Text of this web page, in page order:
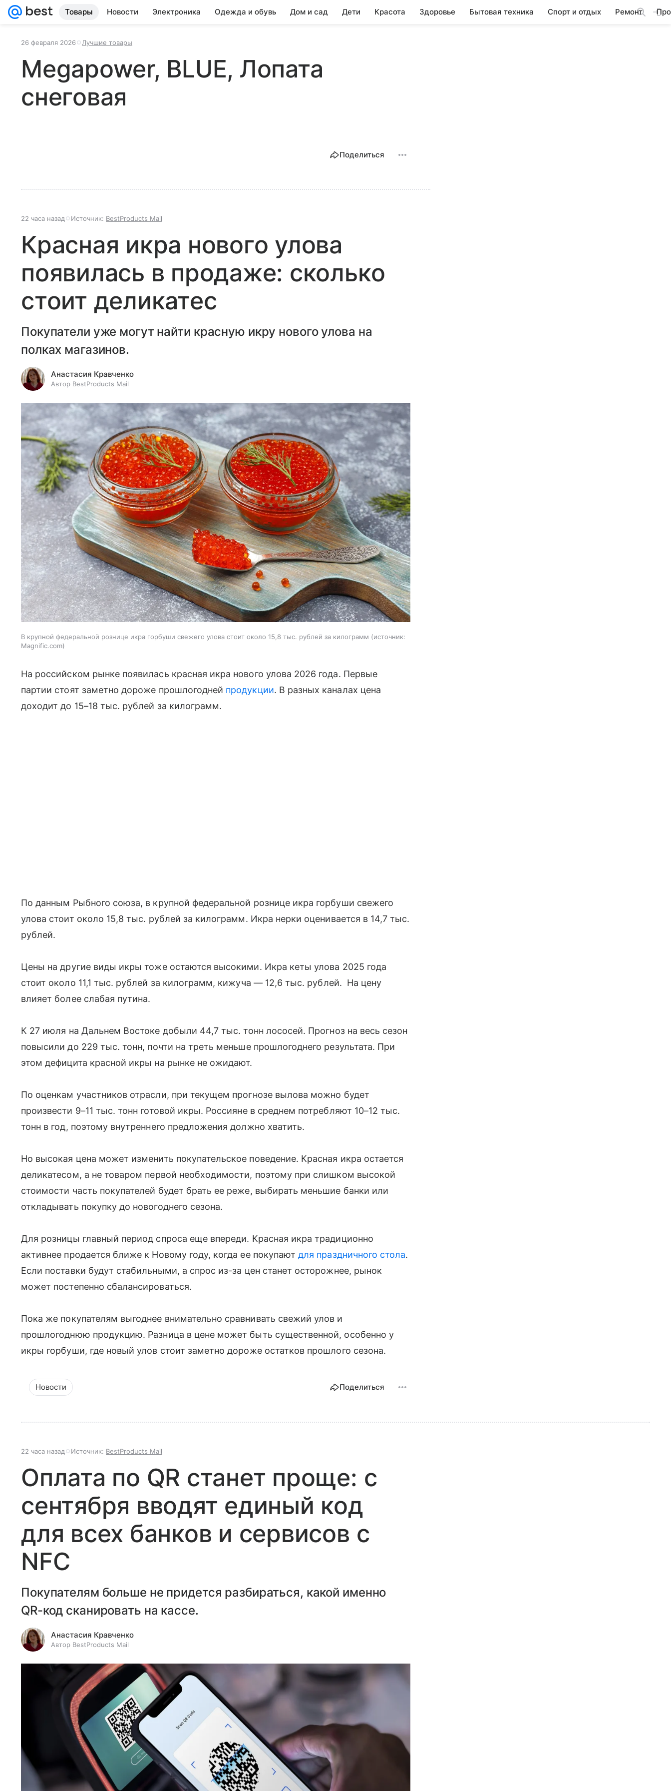
Товары Новости Электроника Одежда и обувь Дом и сад Дети Красота Здоровье Бытовая техника Спорт и отдых Ремонт
26 февраля 2026 Лучшие товары
Megapower, BLUE, Лопата
снеговая
Поделиться
22 часа назад Источник: BestProducts Mail
Красная икра нового улова
появилась в продаже: сколько
стоит деликатес
Покупатели уже могут найти красную икру нового улова на
полках магазинов.
Анастасия Кравченко
Автор BestProducts Mail
В крупной федеральной рознице икра горбуши свежего улова стоит около 15,8 тыс. рублей за килограмм
источник:
Magnific.com
На российском рынке появилась красная икра нового улова 2026 года. Первые
партии стоят заметно дороже прошлогодней продукции. В разных каналах цена
доходит до 15–18 тыс. рублей за килограмм.
По данным Рыбного союза, в крупной федеральной рознице икра горбуши свежего
улова стоит около 15,8 тыс. рублей за килограмм. Икра нерки оценивается в 14,7 тыс.
рублей.
Цены на другие виды икры тоже остаются высокими. Икра кеты улова 2025 года
стоит около 11,1 тыс. рублей за килограмм, кижуча — 12,6 тыс. рублей. На цену
влияет более слабая путина.
К 27 июля на Дальнем Востоке добыли 44,7 тыс. тонн лососей. Прогноз на весь сезон
повысили до 229 тыс. тонн, почти на треть меньше прошлогоднего результата. При
этом дефицита красной икры на рынке не ожидают.
По оценкам участников отрасли, при текущем прогнозе вылова можно будет
произвести 9–11 тыс. тонн готовой икры. Россияне в среднем потребляют 10–12 тыс.
тонн в год, поэтому внутреннего предложения должно хватить.
Но высокая цена может изменить покупательское поведение. Красная икра остается
деликатесом, а не товаром первой необходимости, поэтому при слишком высокой
стоимости часть покупателей будет брать ее реже, выбирать меньшие банки или
откладывать покупку до новогоднего сезона.
Для розницы главный период спроса еще впереди. Красная икра традиционно
активнее продается ближе к Новому году, когда ее покупаютдля праздничного стола.
Если поставки будут стабильными, а спрос из-за цен станет осторожнее, рынок
может постепенно сбалансироваться.
Пока же покупателям выгоднее внимательно сравнивать свежий улов и
прошлогоднюю продукцию. Разница в цене может быть существенной, особенно у
икры горбуши, где новый улов стоит заметно дороже остатков прошлого сезона.
Новости Поделиться
22 часа назад Источник: BestProducts Mail
Оплата по QR станет проще: с
сентября вводят единый код
для всех банков и сервисов с
NFC
Покупателям больше не придется разбираться, какой именно
QR-код сканировать на кассе.
Анастасия Кравченко
Автор BestProducts Mail